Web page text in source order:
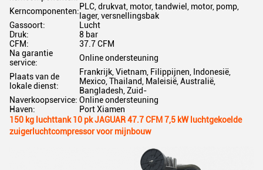
Kerncomponenten:PLC, drukvat, motor, tandwiel, motor, pomp,
lager, versnellingsbak
Gassoort:
Lucht
Druk:
8 bar
CFM:
37.7 CFM
Na garantie
service:
Online ondersteuning
Plaats van de
lokale dienst:
Frankrijk, Vietnam, Filippijnen, Indonesië,
Mexico, Thailand, Maleisië, Australië,
Bangladesh, Zuid-
Naverkoopservice: Online ondersteuning
Haven:
Port Xiamen
150 kg luchttank 10 pk JAGUAR 47.7 CFM 7,5 kW luchtgekoelde
zuigerluchtcompressor voor mijnbouw